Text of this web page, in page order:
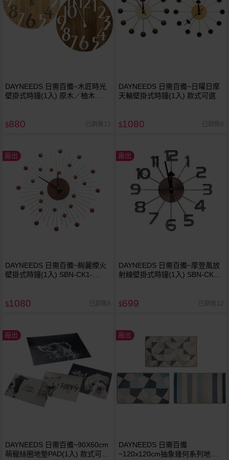
DAYNEEDS 日需百備~木匠時光
壁掛式時鐘(1入) 原木／柚木 款
$880 已銷售12
DAYNEEDS 日需百備~日曜日摩
天輪壁掛式時鐘(1入) 款式可選
$1080 已銷售6
廠出
DAYNEEDS 日需百備~絢麗煙火
壁掛式時鐘(1入) SBN-CK1-
$1080 已銷售8
廠出
DAYNEEDS 日需百備~摩登風放
射線壁掛式時鐘(1入) SBN-CK1-
$699 已銷售12
廠出
DAYNEEDS 日需百備~90X60cm
萌寵絲圈地墊PAD(1入) 款式可
廠出
DAYNEEDS 日需百備
~120x120cm抽象幾何系列地墊